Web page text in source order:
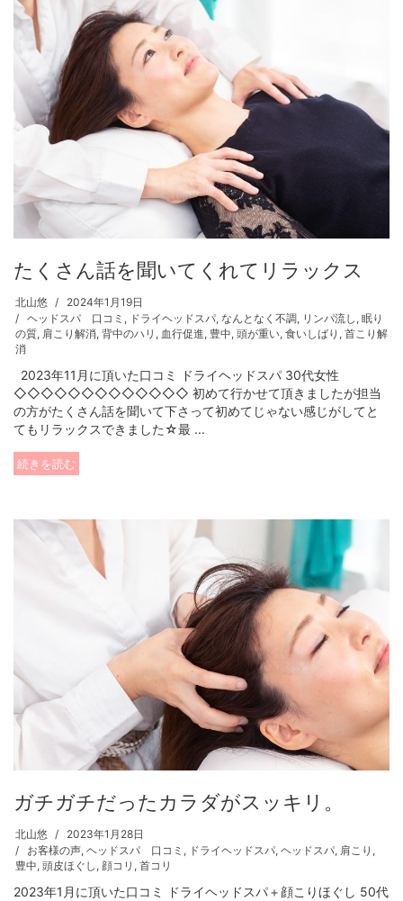
たくさん話を聞いてくれてリラックス
北山悠
2024年1月19日
ヘッドスパ 口コミ , ドライヘッドスパ, なんとなく不調, リンパ流し , 眠り
の質, 肩こり解消, 背中のハリ , 血行促進, 豊中, 頭が重い, 食いしばり , 首こり解
消
2023年11月に頂いた口コミ ドライヘッドスパ 30代女性
◇◇◇◇◇◇◇◇◇◇◇◇◇ 初めて行かせて頂きましたが担当
の方がたくさん話を聞いて下さって初めてじゃない感じがしてと
てもリラックスできました☆最 ...
続きを読む
ガチガチだったカラダがスッキリ。
北山悠
2023年1月28日
お客様の声, ヘッドスパ 口コミ , ドライヘッドスパ, ヘッドスパ, 肩こり ,
豊中, 頭皮ほぐし , 顔コリ , 首コリ
2023年1月に頂いた口コミ ドライヘッドスパ＋顔こりほぐし 50代